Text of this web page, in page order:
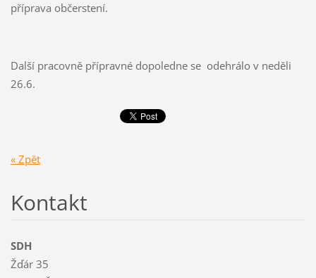
příprava občerstení.
Další pracovně přípravné dopoledne se odehrálo v neděli
26.6.
« Zpět
Kontakt
SDH
Žďár 35